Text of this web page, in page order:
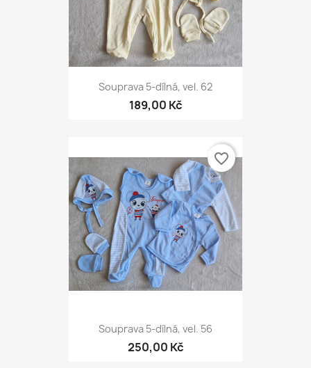
Souprava 5-dílná, vel. 62
189,00 Kč
Souprava 5-dílná, vel. 56
250,00 Kč
favorite_border